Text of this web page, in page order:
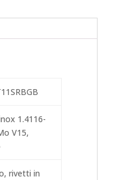
1.4116-
V15,
rivetti in